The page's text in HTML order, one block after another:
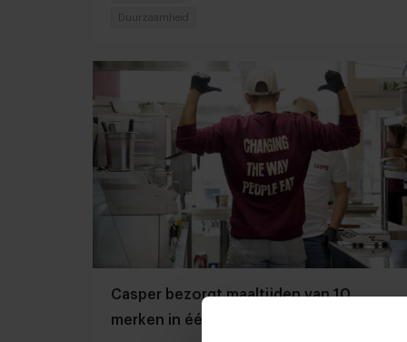
Duurzaamheid
Casper bezorgt maaltijden van 10
merken in één order